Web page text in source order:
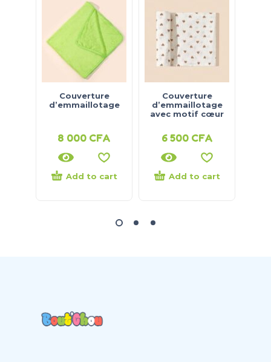
Couverture
d’emmaillotage
8 000 CFA
Add to cart
Couverture
d’emmaillotage
avec motif cœur
6 500 CFA
Add to cart